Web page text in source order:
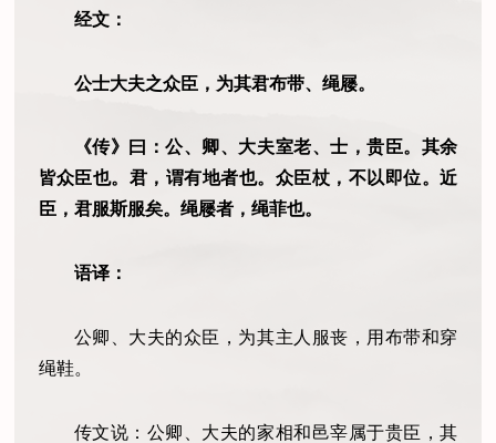
经文：
公士大夫之众臣，为其君布带、绳屦。
《传》曰：公、卿、大夫室老、士，贵臣。其余
皆众臣也。君，谓有地者也。众臣杖，不以即位。近
臣，君服斯服矣。绳屦者，绳菲也。
语译：
公卿、大夫的众臣，为其主人服丧，用布带和穿
绳鞋。
传文说：公卿、大夫的家相和邑宰属于贵臣，其